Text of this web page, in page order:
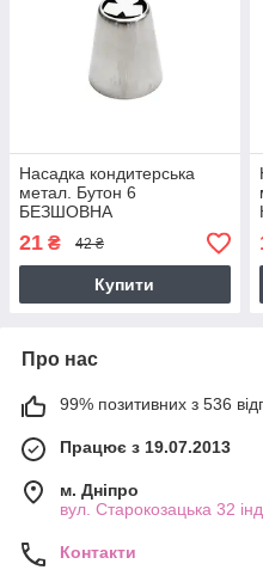
Насадка кондитерська
метал. Бутон 6
БЕЗШОВНА
21 ₴ 42 ₴
Купити
Про нас
99% позитивних з 536
Працює з 19.07.2013
м. Дніпро
вул. Старокозацька 32
Контакти